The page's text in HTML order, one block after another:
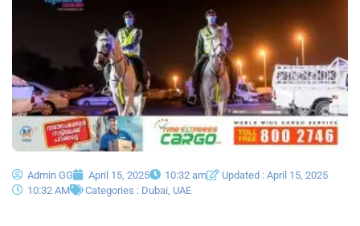
Admin GG April 15, 2025 10:32 am
Updated : April 15, 2025
10:32 AM
Categories : Dubai UAE